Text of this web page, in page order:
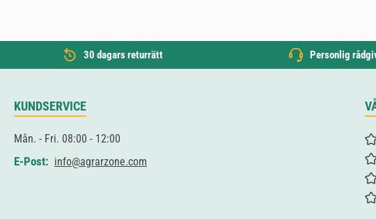
30 dagars returrätt Personlig
KUNDSERVICE
Mån. - Fri. 08:00 - 12:00
E-Post: info@agrarzone.com